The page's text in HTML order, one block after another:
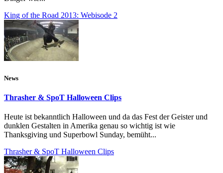
King of the Road 2013: Webisode 2
News
Thrasher & SpoT Halloween Clips
Heute ist bekanntlich Halloween und da das Fest der Geister und
dunklen Gestalten in Amerika genau so wichtig ist wie
Thanksgiving und Superbowl Sunday, bemüht...
Thrasher & SpoT Halloween Clips